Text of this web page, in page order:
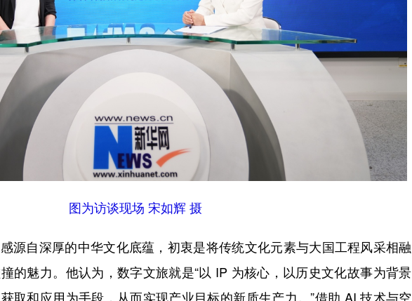
图为访谈现场 宋如辉 摄
自深厚的中华文化底蕴，初衷是将传统文化元素与大国工程风采相融
的魅力。他认为，数字文旅就是“以 IP 为核心，以历史文化故事为背
取和应用为手段，从而实现产业目标的新质生产力。”借助 AI 技术与